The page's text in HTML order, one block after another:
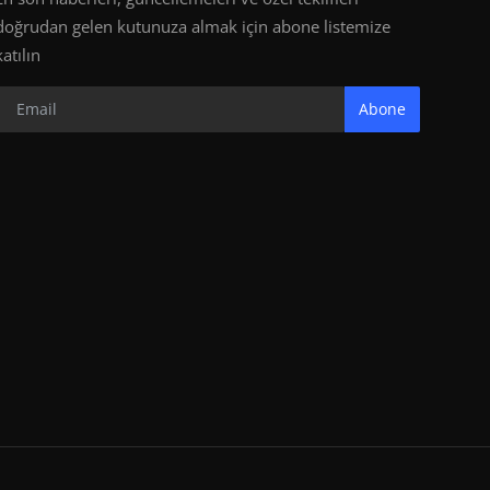
gelen kutunuza almak için abone listemize
Abone